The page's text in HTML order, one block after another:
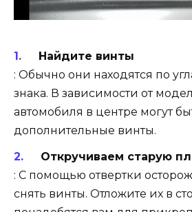
Найдите винты
: Обычно они находятся по
знака. В зависимости от
автомобиля в центре могут
дополнительные винты.
Откручиваем старую
: С помощью отвертки
снять винты. Отложите их в